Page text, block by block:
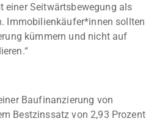
einer Seitwärtsbewegung als
Immobilienkäufer*innen sollten
kümmern und nicht auf
Baufinanzierung von
Bestzinssatz von 2,93 Prozent